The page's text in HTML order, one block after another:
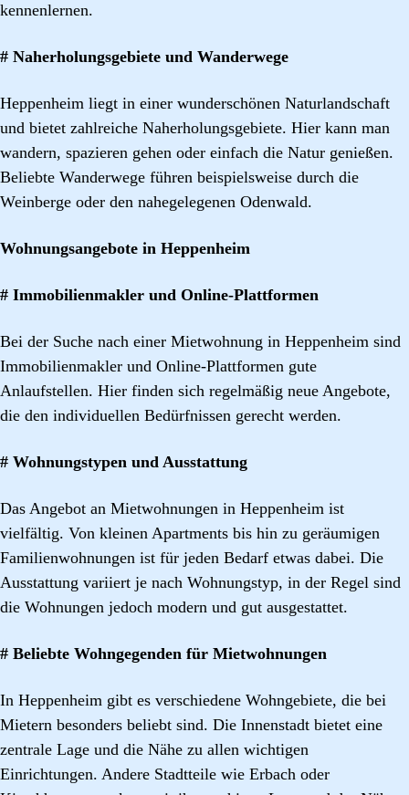
kennenlernen.
# Naherholungsgebiete und Wanderwege
Heppenheim liegt in einer wunderschönen Naturlandschaft
und bietet zahlreiche Naherholungsgebiete. Hier kann man
wandern, spazieren gehen oder einfach die Natur genießen.
Beliebte Wanderwege führen beispielsweise durch die
Weinberge oder den nahegelegenen Odenwald.
Wohnungsangebote in Heppenheim
# Immobilienmakler und Online-Plattformen
Bei der Suche nach einer Mietwohnung in Heppenheim sind
Immobilienmakler und Online-Plattformen gute
Anlaufstellen. Hier finden sich regelmäßig neue Angebote,
die den individuellen Bedürfnissen gerecht werden.
# Wohnungstypen und Ausstattung
Das Angebot an Mietwohnungen in Heppenheim ist
vielfältig. Von kleinen Apartments bis hin zu geräumigen
Familienwohnungen ist für jeden Bedarf etwas dabei. Die
Ausstattung variiert je nach Wohnungstyp, in der Regel sind
die Wohnungen jedoch modern und gut ausgestattet.
# Beliebte Wohngegenden für Mietwohnungen
In Heppenheim gibt es verschiedene Wohngebiete, die bei
Mietern besonders beliebt sind. Die Innenstadt bietet eine
zentrale Lage und die Nähe zu allen wichtigen
Einrichtungen. Andere Stadtteile wie Erbach oder